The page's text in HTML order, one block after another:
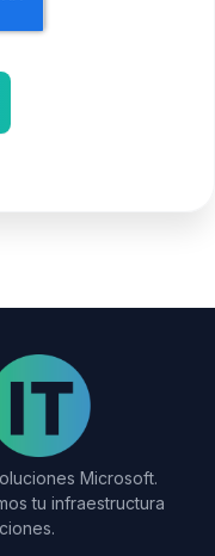
Microsoft.
tu infraestructura